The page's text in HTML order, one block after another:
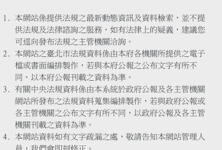
本網站係提供法規之最新動態資訊及資料檢索，並不提
供法規及法律諮詢之服務，如有法律上的疑義，建議您
可逕向發布法規之主管機關洽詢。
本網站之臺北市法規資料係由本府各機關所提供之電子
檔或書面編排製作，若與本府公報之公布文字有所不
同，以本府公報刊載之資料為準。
有關中央法規資料係由本系統於政府公報及各主管機關
網站所發布之法規資料蒐集編排製作，若與政府公報或
各主管機關之公布文字有所不同，以政府公報及各主管
機關刊載之資料為準。
本網站資料如有文字疏漏之處，敬請告知本網站管理人
員，我們會即刻修正。